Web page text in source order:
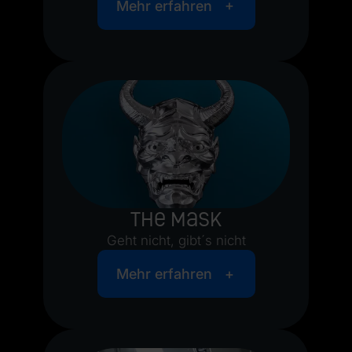
Mehr erfahren
The Mask
Geht nicht, gibt´s nicht
Mehr erfahren